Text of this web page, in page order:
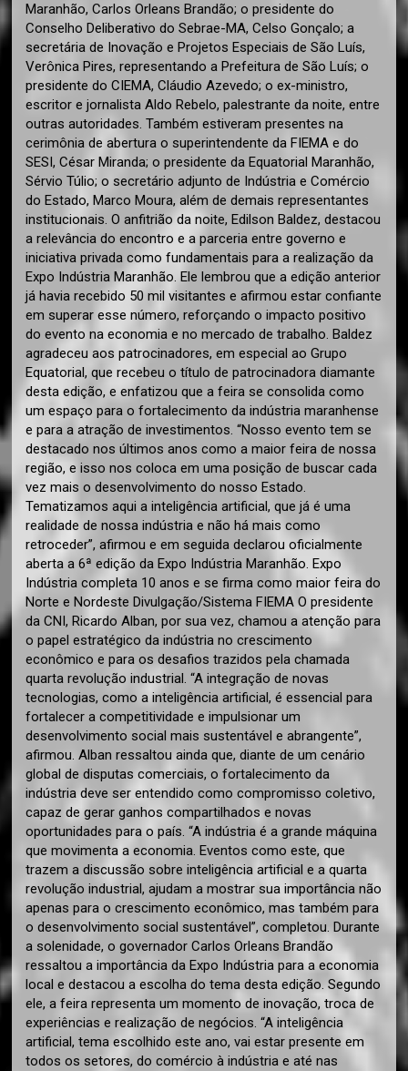
Maranhão, Carlos Orleans Brandão; o presidente do
Conselho Deliberativo do Sebrae-MA, Celso Gonçalo; a
secretária de Inovação e Projetos Especiais de São Luís,
Verônica Pires, representando a Prefeitura de São Luís; o
presidente do CIEMA, Cláudio Azevedo; o ex-ministro,
escritor e jornalista Aldo Rebelo, palestrante da noite, entre
outras autoridades. Também estiveram presentes na
cerimônia de abertura o superintendente da FIEMA e do
SESI, César Miranda; o presidente da Equatorial Maranhão,
Sérvio Túlio; o secretário adjunto de Indústria e Comércio
do Estado, Marco Moura, além de demais representantes
institucionais. O anfitrião da noite, Edilson Baldez, destacou
a relevância do encontro e a parceria entre governo e
iniciativa privada como fundamentais para a realização da
Expo Indústria Maranhão. Ele lembrou que a edição anterior
já havia recebido 50 mil visitantes e afirmou estar confiante
em superar esse número, reforçando o impacto positivo
do evento na economia e no mercado de trabalho. Baldez
agradeceu aos patrocinadores, em especial ao Grupo
Equatorial, que recebeu o título de patrocinadora diamante
desta edição, e enfatizou que a feira se consolida como
um espaço para o fortalecimento da indústria maranhense
e para a atração de investimentos. “Nosso evento tem se
destacado nos últimos anos como a maior feira de nossa
região, e isso nos coloca em uma posição de buscar cada
vez mais o desenvolvimento do nosso Estado.
Tematizamos aqui a inteligência artificial, que já é uma
realidade de nossa indústria e não há mais como
retroceder”, afirmou e em seguida declarou oficialmente
aberta a 6ª edição da Expo Indústria Maranhão. Expo
Indústria completa 10 anos e se firma como maior feira do
Norte e Nordeste Divulgação/Sistema FIEMA O presidente
da CNI, Ricardo Alban, por sua vez, chamou a atenção para
o papel estratégico da indústria no crescimento
econômico e para os desafios trazidos pela chamada
quarta revolução industrial. “A integração de novas
tecnologias, como a inteligência artificial, é essencial para
fortalecer a competitividade e impulsionar um
desenvolvimento social mais sustentável e abrangente”,
afirmou. Alban ressaltou ainda que, diante de um cenário
global de disputas comerciais, o fortalecimento da
indústria deve ser entendido como compromisso coletivo,
capaz de gerar ganhos compartilhados e novas
oportunidades para o país. “A indústria é a grande máquina
que movimenta a economia. Eventos como este, que
trazem a discussão sobre inteligência artificial e a quarta
revolução industrial, ajudam a mostrar sua importância não
apenas para o crescimento econômico, mas também para
o desenvolvimento social sustentável”, completou. Durante
a solenidade, o governador Carlos Orleans Brandão
ressaltou a importância da Expo Indústria para a economia
local e destacou a escolha do tema desta edição. Segundo
ele, a feira representa um momento de inovação, troca de
experiências e realização de negócios. “A inteligência
artificial, tema escolhido este ano, vai estar presente em
todos os setores, do comércio à indústria e até nas